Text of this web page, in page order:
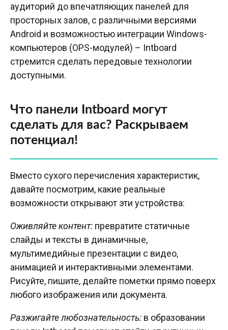
аудиторий до впечатляющих панелей для
просторных залов, с различными версиями
Android и возможностью интеграции Windows-
компьютеров (OPS-модулей) – Intboard
стремится сделать передовые технологии
доступными.
Что панели Intboard могут
сделать для вас? Раскрываем
потенциал!
Вместо сухого перечисления характеристик,
давайте посмотрим, какие реальные
возможности открывают эти устройства:
Оживляйте контент: превратите статичные
слайды и тексты в динамичные,
мультимедийные презентации с видео,
анимацией и интерактивными элементами.
Рисуйте, пишите, делайте пометки прямо поверх
любого изображения или документа.
Разжигайте любознательность: в образовании